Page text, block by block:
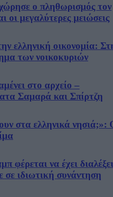
ο πληθωρισμός τον
οι μεγαλύτερες μειώσεις
ελληνική οικονομία:
των νοικοκυριών
στο αρχείο –
Σαμαρά και Σπίρτζη
στα ελληνικά νησιά;»:
να έχει διαλέξει
σε ιδιωτική συνάντηση